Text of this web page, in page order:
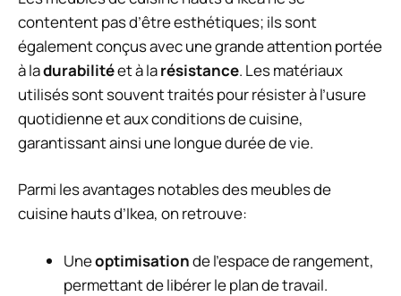
contentent pas d’être esthétiques; ils sont
également conçus avec une grande attention portée
à ladurabilitéet à larésistance. Les matériaux
utilisés sont souvent traités pour résister à l’usure
quotidienne et aux conditions de cuisine,
garantissant ainsi une longue durée de vie.
Parmi les avantages notables des meubles de
cuisine hauts d’Ikea, on retrouve:
Uneoptimisationde l’espace de rangement,
permettant de libérer le plan de travail.